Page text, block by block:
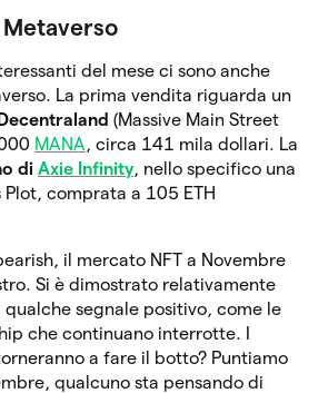
del mese ci sono anche
La prima vendita riguarda un
Decentraland (Massive Main Street
MANA, circa 141 mila dollari. La
di Axie Infinity, nello specifico una
comprata a 105 ETH
il mercato NFT a Novembre
Si è dimostrato relativamente
segnale positivo, come le
che continuano interrotte. I
a fare il botto? Puntiamo
qualcuno sta pensando di